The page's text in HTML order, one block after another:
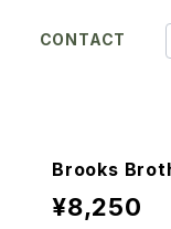
CONTACT
Brooks
¥8,250